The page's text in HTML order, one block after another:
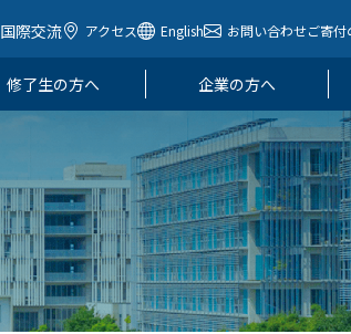
国際交流 アクセス English お問い合わせご寄
修了生の方へ 企業の方へ